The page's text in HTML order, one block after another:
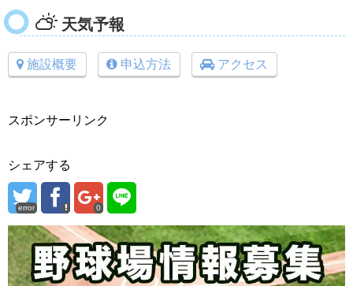
天気予報
施設概要 申込方法 アクセス
スポンサーリンク
シェアする
error 0